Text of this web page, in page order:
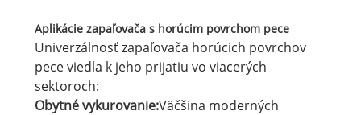
Aplikácie zapaľovača s horúcim povrchom pece
Univerzálnosť zapaľovača horúcich povrchov
pece viedla k jeho prijatiu vo viacerých
sektoroch:
Obytné vykurovanie:Väčšina moderných